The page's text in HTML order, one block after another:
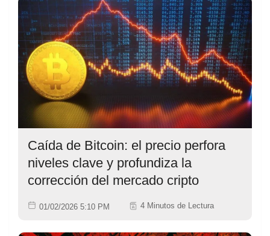
Caída de Bitcoin: el precio perfora
niveles clave y profundiza la
corrección del mercado cripto
01/02/2026 5:10 PM 4 Minutos de Lectura